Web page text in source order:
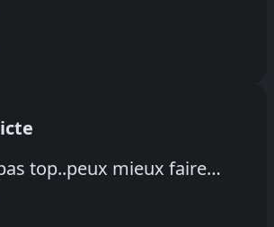
top..peux mieux faire…